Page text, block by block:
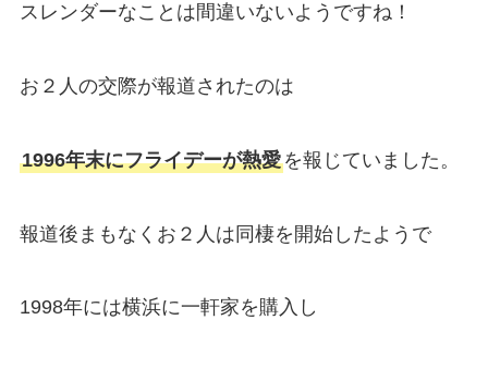
スレンダーなことは間違いないようですね！
お２人の交際が報道されたのは
1996年末にフライデーが熱愛を報じていました。
報道後まもなくお２人は同棲を開始したようで
1998年には横浜に一軒家を購入し